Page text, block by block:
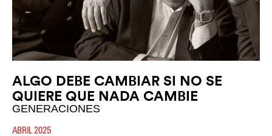
ALGO DEBE CAMBIAR SI NO SE
QUIERE QUE NADA CAMBIE
GENERACIONES
ABRIL 2025